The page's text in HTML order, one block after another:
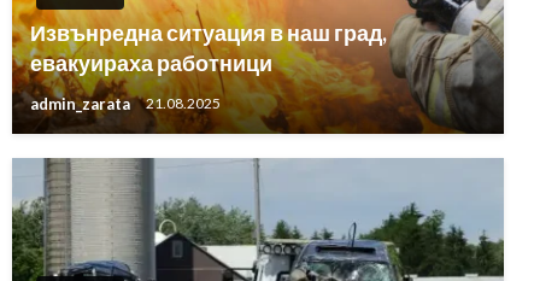
Извънредна ситуация в наш град,
евакуираха работници
admin_zarata 21.08.2025